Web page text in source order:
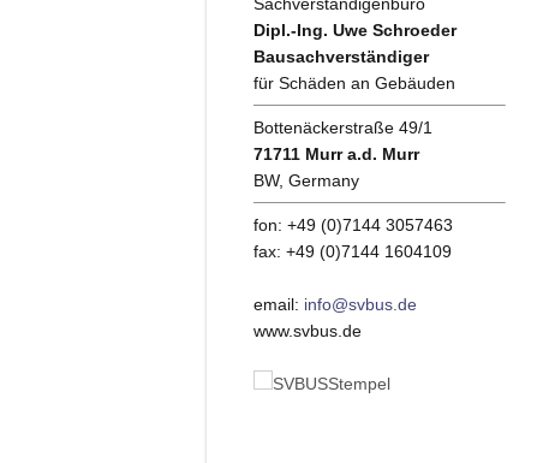
Dipl.-Ing. Uwe Schroeder
Bausachverständiger
für Schäden an Gebäuden
Bottenäckerstraße 49/1
71711 Murr a.d. Murr
BW, Germany
fon: +49 (0)7144 3057463
fax: +49 (0)7144 1604109
email: info@svbus.de
www.svbus.de